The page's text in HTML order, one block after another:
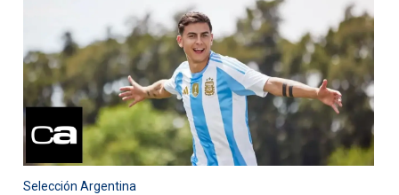
Selección Argentina